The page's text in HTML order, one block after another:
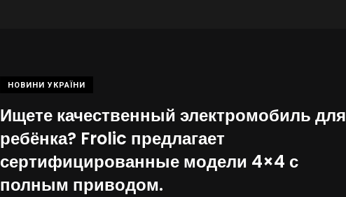
НОВИНИ УКРАЇНИ
Ищете качественный электромобиль для
ребёнка? Frolic предлагает
сертифицированные модели 4×4 с
полным приводом.